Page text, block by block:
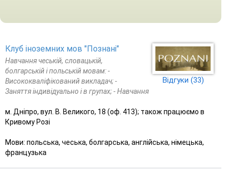
Відгуки (33)
Клуб іноземних мов "Познані"
Навчання чеській, словацькій,
болгарській і польській мовам: -
Висококваліфікований викладач; -
Заняття індивідуально і в групах; - Навчання
м. Дніпро, вул. В. Великого, 18 (оф. 413); також працюємо в
Кривому Розі
Мови: польська, чеська, болгарська, англійська, німецька,
французька